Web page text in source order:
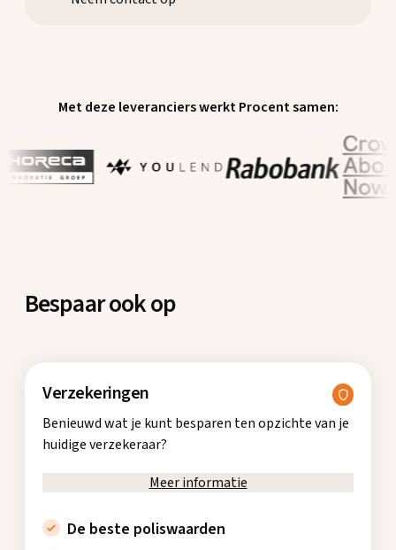
Met deze leveranciers werkt Procent samen:
Bespaar ook op
Verzekeringen
Benieuwd wat je kunt besparen ten opzichte van je
huidige verzekeraar?
Meer informatie
De beste poliswaarden